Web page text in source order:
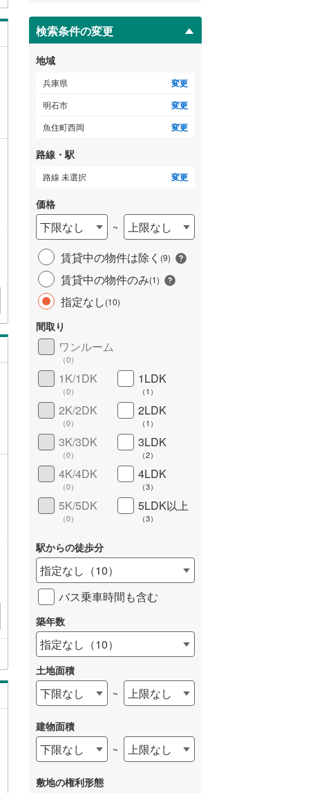
ジ
に
保
存
す
る
検索条件の変更
地域
兵庫県 変更
明石市 変更
魚住町西岡 変更
路線・駅
路線 未選択 変更
価格
下限なし ~
上限なし
賃貸中の物件は除く (9)
賃貸中の物件のみ(1)
指定なし(10)
間取り
ワンルーム
（0）
1K/1DK
（0）
1LDK
（1 ）
2K/2DK
（0）
2LDK
（1 ）
3K/3DK
（0）
3LDK
（2）
4K/4DK
（0）
4LDK
（3）
5K/5DK
（0）
5LDK以上
（3）
駅からの徒歩分
指定なし （10）
バス乗車時間も含む
築年数
指定なし （10）
土地面積
下限なし ~ 上限なし
建物面積
下限なし ~ 上限なし
敷地の権利形態
長期優良住宅 ）
詳しく見る